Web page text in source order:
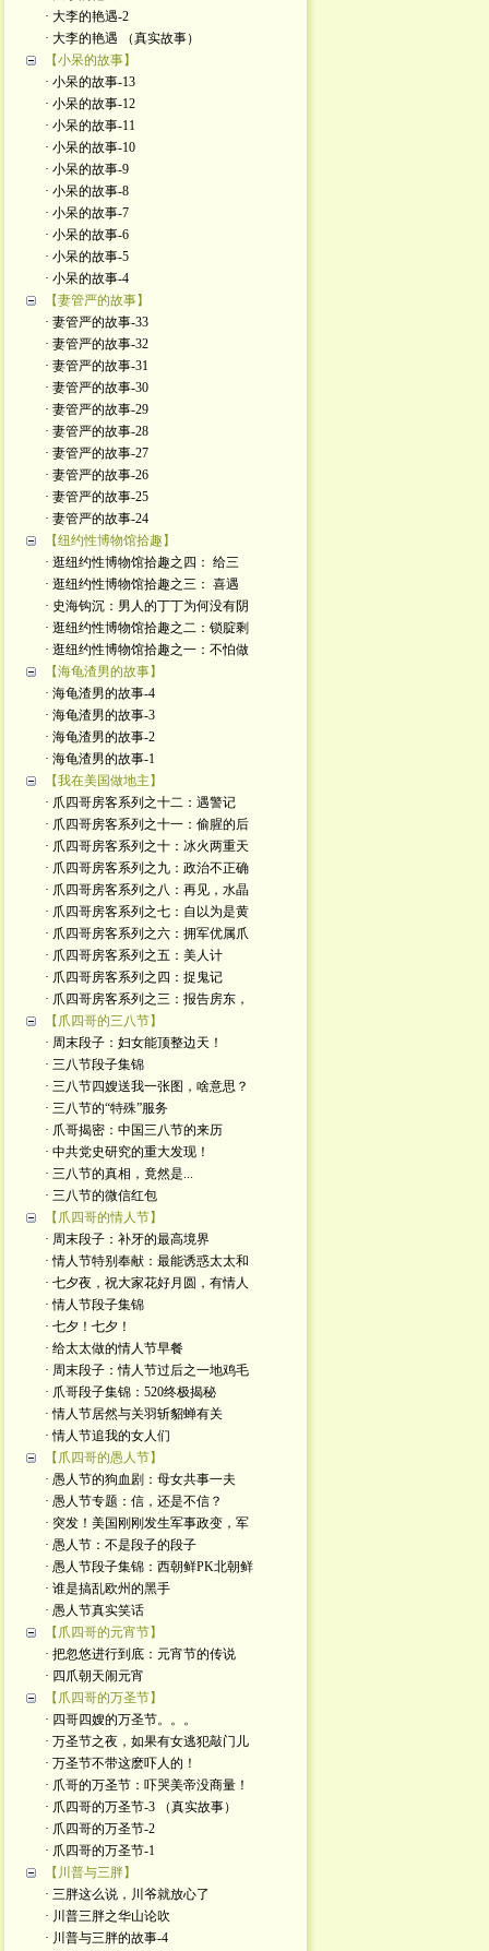
· 大李的艳遇-2
· 大李的艳遇 （真实故事）
【小呆的故事】
· 小呆的故事-13
· 小呆的故事-12
· 小呆的故事-11
· 小呆的故事-10
· 小呆的故事-9
· 小呆的故事-8
· 小呆的故事-7
· 小呆的故事-6
· 小呆的故事-5
· 小呆的故事-4
【妻管严的故事】
· 妻管严的故事-33
· 妻管严的故事-32
· 妻管严的故事-31
· 妻管严的故事-30
· 妻管严的故事-29
· 妻管严的故事-28
· 妻管严的故事-27
· 妻管严的故事-26
· 妻管严的故事-25
· 妻管严的故事-24
【纽约性博物馆拾趣】
· 逛纽约性博物馆拾趣之四： 给三
· 逛纽约性博物馆拾趣之三： 喜遇
· 史海钩沉：男人的丁丁为何没有阴
· 逛纽约性博物馆拾趣之二：锁腚剩
· 逛纽约性博物馆拾趣之一：不怕做
【海龟渣男的故事】
· 海龟渣男的故事-4
· 海龟渣男的故事-3
· 海龟渣男的故事-2
· 海龟渣男的故事-1
【我在美国做地主】
· 爪四哥房客系列之十二：遇警记
· 爪四哥房客系列之十一：偷腥的后
· 爪四哥房客系列之十：冰火两重天
· 爪四哥房客系列之九：政治不正确
· 爪四哥房客系列之八：再见，水晶
· 爪四哥房客系列之七：自以为是黄
· 爪四哥房客系列之六：拥军优属爪
· 爪四哥房客系列之五：美人计
· 爪四哥房客系列之四：捉鬼记
· 爪四哥房客系列之三：报告房东，
【爪四哥的三八节】
· 周末段子：妇女能顶整边天！
· 三八节段子集锦
· 三八节四嫂送我一张图，啥意思？
· 三八节的“特殊”服务
· 爪哥揭密：中国三八节的来历
· 中共党史研究的重大发现！
· 三八节的真相，竟然是...
· 三八节的微信红包
【爪四哥的情人节】
· 周末段子：补牙的最高境界
· 情人节特别奉献：最能诱惑太太和
· 七夕夜，祝大家花好月圆，有情人
· 情人节段子集锦
· 七夕！七夕！
· 给太太做的情人节早餐
· 周末段子：情人节过后之一地鸡毛
· 爪哥段子集锦：520终极揭秘
· 情人节居然与关羽斩貂蝉有关
· 情人节追我的女人们
【爪四哥的愚人节】
· 愚人节的狗血剧：母女共事一夫
· 愚人节专题：信，还是不信？
· 突发！美国刚刚发生军事政变，军
· 愚人节：不是段子的段子
· 愚人节段子集锦：西朝鲜PK北朝鲜
· 谁是搞乱欧州的黑手
· 愚人节真实笑话
【爪四哥的元宵节】
· 把忽悠进行到底：元宵节的传说
· 四爪朝天闹元宵
【爪四哥的万圣节】
· 四哥四嫂的万圣节。。。
· 万圣节之夜，如果有女逃犯敲门儿
· 万圣节不带这麽吓人的！
· 爪哥的万圣节：吓哭美帝没商量！
· 爪四哥的万圣节-3 （真实故事）
· 爪四哥的万圣节-2
· 爪四哥的万圣节-1
【川普与三胖】
· 三胖这么说，川爷就放心了
· 川普三胖之华山论吹
· 川普与三胖的故事-4